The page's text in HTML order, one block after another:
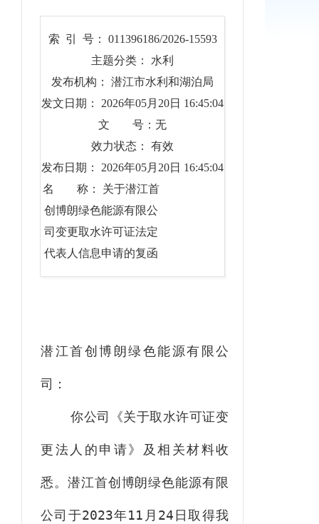
索 引 号： 011396186/2026-15593
主题分类： 水利
发布机构： 潜江市水利和湖泊局
发文日期： 2026年05月20日 16:45:04
文 号：无
效力状态： 有效
发布日期： 2026年05月20日 16:45:04
名 称： 关于潜江首
创博朗绿色能源有限公
司变更取水许可证法定
代表人信息申请的复函
潜江首创博朗绿色能源有限公
司：
你公司《关于取水许可证变
更法人的申请》及相关材料收
悉。潜江首创博朗绿色能源有限
公司于2023年11 月 24 日取得我